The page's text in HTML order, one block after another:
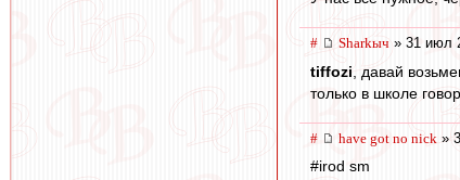
# Sharkыч » 31 июл
tiffozi , давай
только в школе
# have got no nick »
#irod sm